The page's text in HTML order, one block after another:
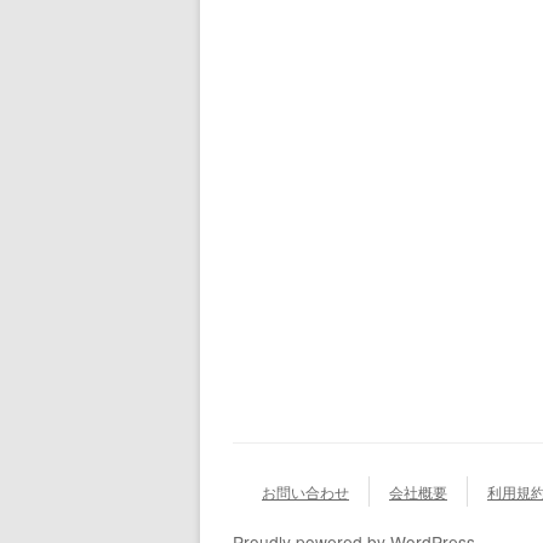
お問い合わせ 会社概要 利用規約